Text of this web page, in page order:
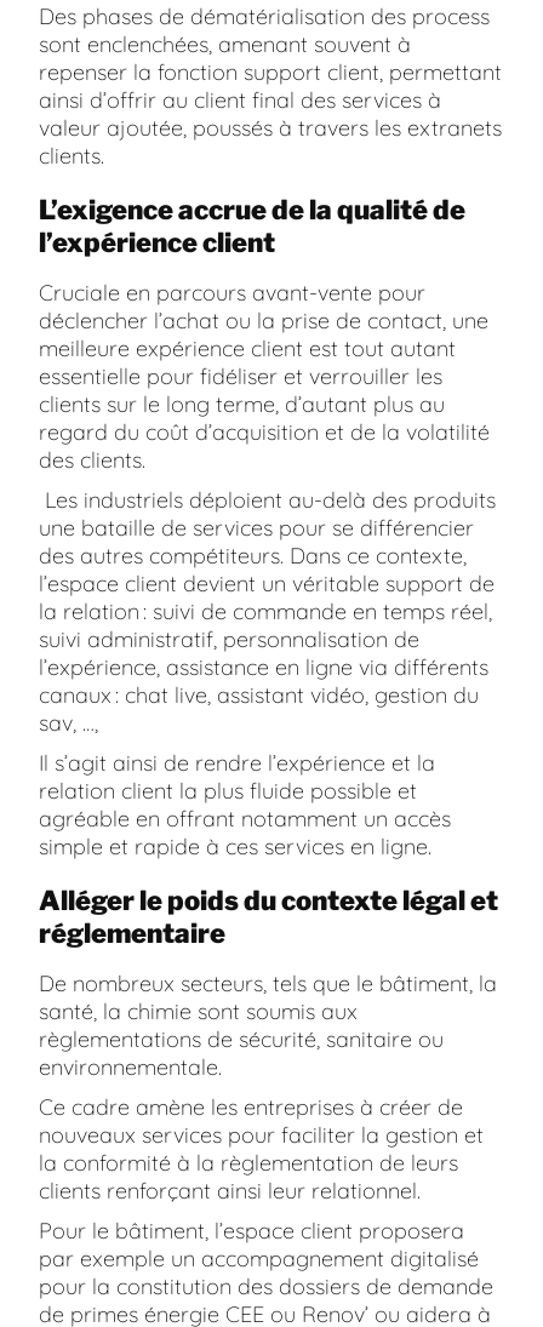
Des phases de dématérialisation des process
sont enclenchées, amenant souvent à
repenser la fonction support client, permettant
ainsi d’offrir au client final des services à
valeur ajoutée, poussés à travers les extranets
clients.
L’exigence accrue de la qualité de
l’expérience client
Cruciale en parcours avant-vente pour
déclencher l’achat ou la prise de contact, une
meilleure expérience client est tout autant
essentielle pour fidéliser et verrouiller les
clients sur le long terme, d’autant plus au
regard du coût d’acquisition et de la volatilité
des clients.
Les industriels déploient au-delà des produits
une bataille de services pour se différencier
des autres compétiteurs. Dans ce contexte,
l’espace client devient un véritable support de
la relation : suivi de commande en temps réel,
suivi administratif, personnalisation de
l’expérience, assistance en ligne via différents
canaux : chat live, assistant vidéo, gestion du
sav, …,
Il s’agit ainsi de rendre l’expérience et la
relation client la plus fluide possible et
agréable en offrant notamment un accès
simple et rapide à ces services en ligne.
Alléger le poids du contexte légal et
réglementaire
De nombreux secteurs, tels que le bâtiment, la
santé, la chimie sont soumis aux
règlementations de sécurité, sanitaire ou
environnementale.
Ce cadre amène les entreprises à créer de
nouveaux services pour faciliter la gestion et
la conformité à la règlementation de leurs
clients renforçant ainsi leur relationnel.
Pour le bâtiment, l’espace client proposera
par exemple un accompagnement digitalisé
pour la constitution des dossiers de demande
de primes énergie CEE ou Renov’ ou aidera à